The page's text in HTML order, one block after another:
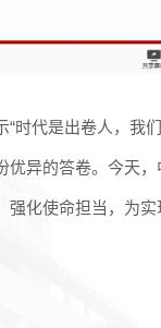
“时代是出卷人，我
异的答卷。今天
化使命担当，为